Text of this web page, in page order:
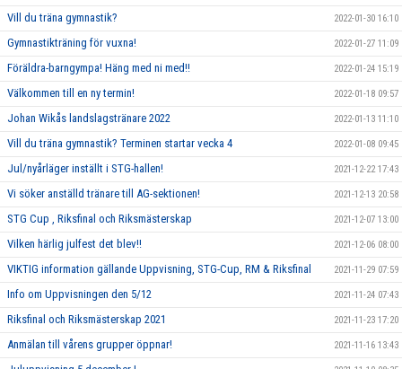
Vill du träna gymnastik? 2022-01-30 16:10
Gymnastikträning för vuxna! 2022-01-27 11:09
Föräldra-barngympa! Häng med ni med!! 2022-01-24 15:19
Välkommen till en ny termin! 2022-01-18 09:57
Johan Wikås landslagstränare 2022 2022-01-13 11:10
Vill du träna gymnastik? Terminen startar vecka 4 2022-01-08 09:45
Jul/nyårläger inställt i STG-hallen! 2021-12-22 17:43
Vi söker anställd tränare till AG-sektionen! 2021-12-13 20:58
STG Cup , Riksfinal och Riksmästerskap 2021-12-07 13:00
Vilken härlig julfest det blev!! 2021-12-06 08:00
VIKTIG information gällande Uppvisning, STG-Cup, RM & Riksfinal 2021-11-29 07:59
Info om Uppvisningen den 5/12 2021-11-24 07:43
Riksfinal och Riksmästerskap 2021 2021-11-23 17:20
Anmälan till vårens grupper öppnar! 2021-11-16 13:43